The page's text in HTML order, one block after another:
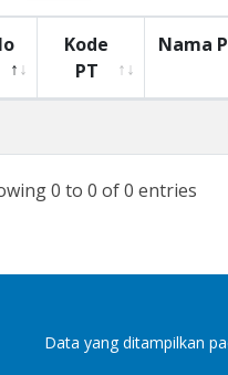
Kode
PT
Nama
0 to 0 of 0 entries
Data yang ditampilkan